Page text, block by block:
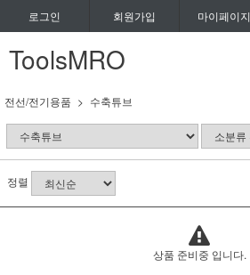
로그인 회원가입 마이페이지
ToolsMRO
전선/전기용품 수축튜브
정렬
상품 준비중 입니다.